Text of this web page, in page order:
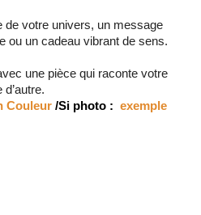
de votre univers, un message
ou un cadeau vibrant de sens.
une pièce qui raconte votre
Couleur /Si photo : exemple